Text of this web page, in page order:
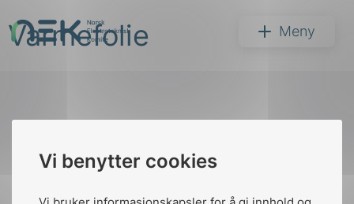
Vi benytter cookies
til
innhold
NEK Meny
Søk
Varmefolie